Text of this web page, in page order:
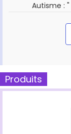
Autisme :
Produits